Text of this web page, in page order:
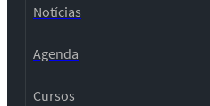
Notícias
Agenda
Cursos